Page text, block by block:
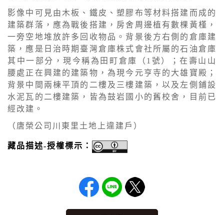
影像中可見由木板、鐵皮、塑膠布等材料搭建而成的
建築群落，應為戰後搭建，房舍周邊植有數棵黃槿，
一旁空地堆放許多回收物品。背景後方右側的倉庫建
築，應是日治時期臺灣倉庫株式會社所屬的石油倉庫
其中一部分，現今稱為田町倉庫（1號）；在壽山山
腰處正在興建的建築物，為現今元亨寺的大雄寶殿；
背景中間兩棟平頂的二樓及三樓建築，以及左側鋪設
水泥瓦的二樓建築，皆為鼓岩國小的舊校舍，目前已
經改建。
（唐榮公司川東里土地上違建戶）
藏品描述-授權標示：